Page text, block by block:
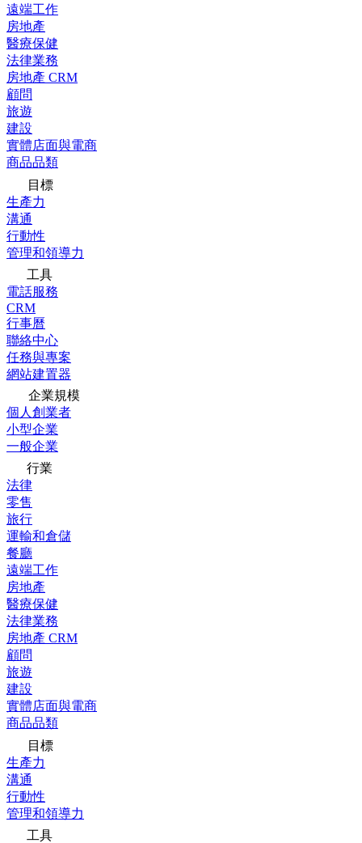
遠端工作
房地產
醫療保健
法律業務
房地產 CRM
顧問
旅遊
建設
實體店面與電商
商品品類
目標
生產力
溝通
行動性
管理和領導力
工具
電話服務
CRM
行事曆
聯絡中心
任務與專案
網站建置器
企業規模
個人創業者
小型企業
一般企業
行業
法律
零售
旅行
運輸和倉儲
餐廳
遠端工作
房地產
醫療保健
法律業務
房地產 CRM
顧問
旅遊
建設
實體店面與電商
商品品類
目標
生產力
溝通
行動性
管理和領導力
工具